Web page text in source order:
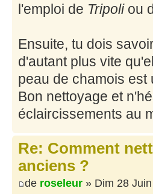
l'emploi de Tripoliou
Ensuite, tu dois
d'autant plus vite
peau de chamois est
Bon nettoyage et
éclaircissements au
Re: Comment
anciens ?
de roseleur » Dim 28